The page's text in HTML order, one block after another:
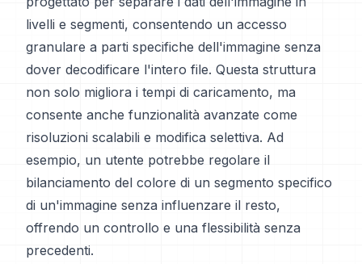
livelli e segmenti, consentendo un accesso
granulare a parti specifiche dell'immagine senza
dover decodificare l'intero file. Questa struttura
non solo migliora i tempi di caricamento, ma
consente anche funzionalità avanzate come
risoluzioni scalabili e modifica selettiva. Ad
esempio, un utente potrebbe regolare il
bilanciamento del colore di un segmento specifico
di un'immagine senza influenzare il resto,
offrendo un controllo e una flessibilità senza
precedenti.